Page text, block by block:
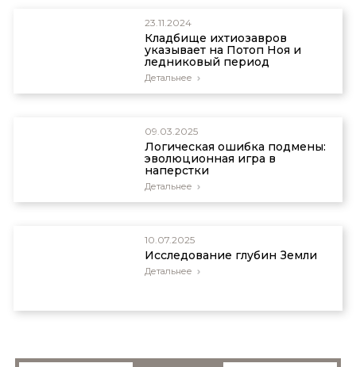
23.11.2024
Кладбище ихтиозавров
указывает на Потоп Ноя и
ледниковый период
Детальнее
09.03.2025
Логическая ошибка подмены:
эволюционная игра в
наперстки
Детальнее
10.07.2025
Исследование глубин Земли
Детальнее